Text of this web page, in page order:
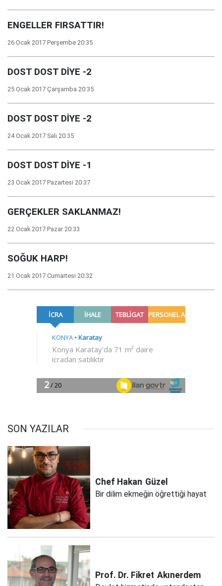
ENGELLER FIRSATTIR!
26 Ocak 2017 Perşembe 20:35
DOST DOST DİYE -2
25 Ocak 2017 Çarşamba 20:35
DOST DOST DİYE -2
24 Ocak 2017 Salı 20:35
DOST DOST DİYE -1
23 Ocak 2017 Pazartesi 20:37
GERÇEKLER SAKLANMAZ!
22 Ocak 2017 Pazar 20:33
SOĞUK HARP!
21 Ocak 2017 Cumartesi 20:32
SON YAZILAR
Chef Hakan Güzel
Bir dilim ekmeğin öğrettiği hayat
Prof. Dr. Fikret Akınerdem